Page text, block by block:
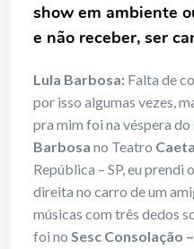
show em ambiente
e não receber, ser
Lula Barbosa: Falta de
por isso algumas vezes,
pra mim foi na véspera
Barbosa no Teatro
República – SP, eu prendi
direita no carro de um
músicas com três dedos
foi no Sesc Consolação –